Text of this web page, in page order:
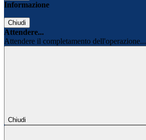
Informazione
Chiudi
Attendere...
Attendere il completamento dell'operazione...
Chiudi